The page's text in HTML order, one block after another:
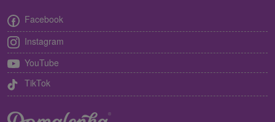
Facebook
Instagram
YouTube
TikTok